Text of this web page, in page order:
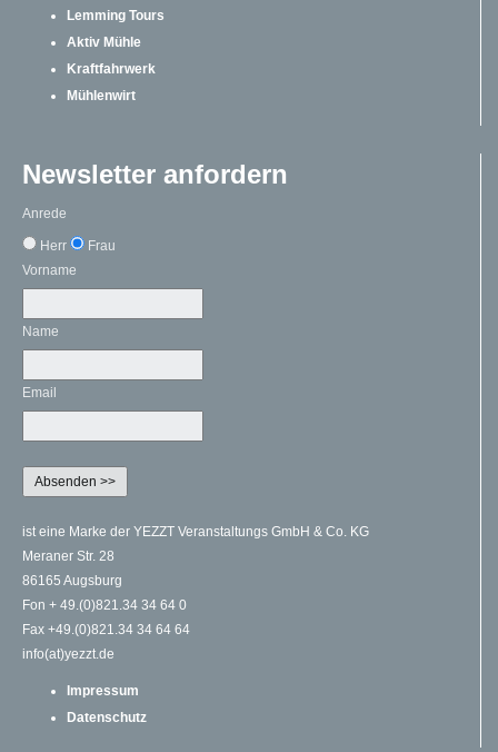
Lemming Tours
Aktiv Mühle
Kraftfahrwerk
Mühlenwirt
Newsletter anfordern
Anrede
Herr
Frau
Vorname
Name
Email
ist eine Marke der YEZZT Veranstaltungs GmbH & Co. KG
Meraner Str. 28
86165 Augsburg
Fon + 49.(0)821.34 34 64 0
Fax +49.(0)821.34 34 64 64
info(at)yezzt.de
Impressum
Datenschutz